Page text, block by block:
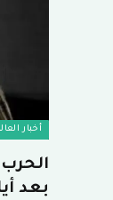
أخبار
بعد